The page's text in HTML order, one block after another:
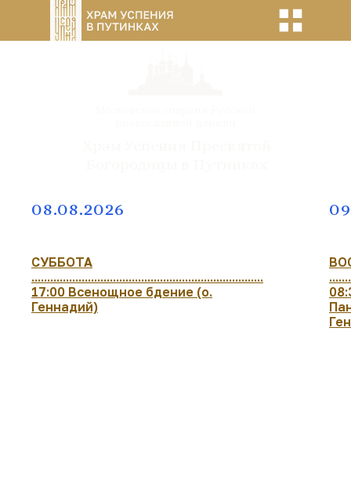
08.08.2026
СУББОТА
..........................................................................
17:00 Всенощное бдение (о.
Геннадий)